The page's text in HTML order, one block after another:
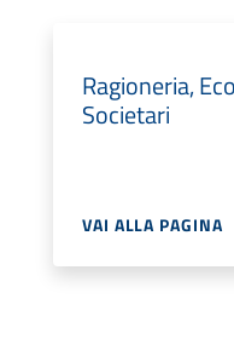
Ragioneria,
Societari
VAI ALLA PAGINA